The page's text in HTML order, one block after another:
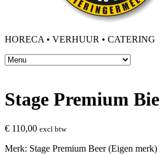
HORECA • VERHUUR • CATERING
Stage Premium
€ 110,00 excl btw
Merk: Stage Premium Beer (Eigen merk)